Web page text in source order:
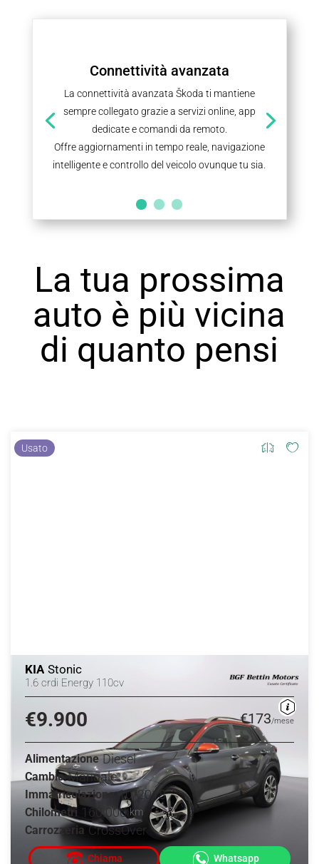
Connettività avanzata
La connettività avanzata Škoda ti mantiene
sempre collegato grazie a servizi online, app
dedicate e comandi da remoto.
Offre aggiornamenti in tempo reale, navigazione
intelligente e controllo del veicolo ovunque tu sia.
La tua prossima
auto è più vicina
di quanto pensi
Usato
KIA Stonic
1.6 crdi Energy 110cv
€9.900 €173/mese
Alimentazione Diesel
Cambio Manuale
Immatricolazione 10/2018
Chilometri 160.000km
Carrozzeria CrossOver